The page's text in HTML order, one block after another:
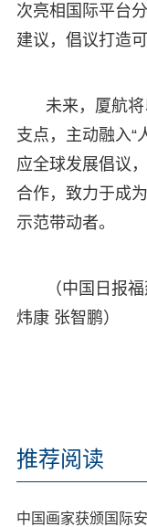
次亮相国际平台
建议，倡议打造
未来，厦航
支点，主动融入“
应全球发展倡议
合作，致力于成
示范带动者。
（中国日报
炜康 张智鹏）
推荐阅读
中国画家获颁国际